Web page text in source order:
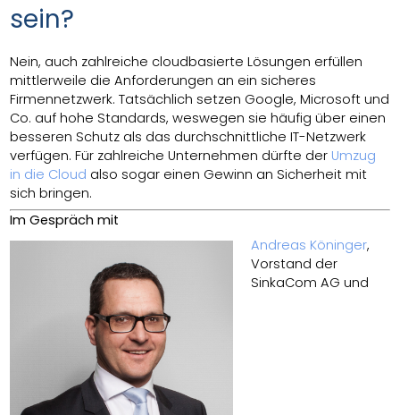
sein?
Nein, auch zahlreiche cloudbasierte Lösungen erfüllen
mittlerweile die Anforderungen an ein sicheres
Firmennetzwerk. Tatsächlich setzen Google, Microsoft und
Co. auf hohe Standards, weswegen sie häufig über einen
besseren Schutz als das durchschnittliche IT-Netzwerk
verfügen. Für zahlreiche Unternehmen dürfte der Umzug
in die Cloud also sogar einen Gewinn an Sicherheit mit
sich bringen.
Im Gespräch mit
Andreas Köninger,
Vorstand der
SinkaCom AG und